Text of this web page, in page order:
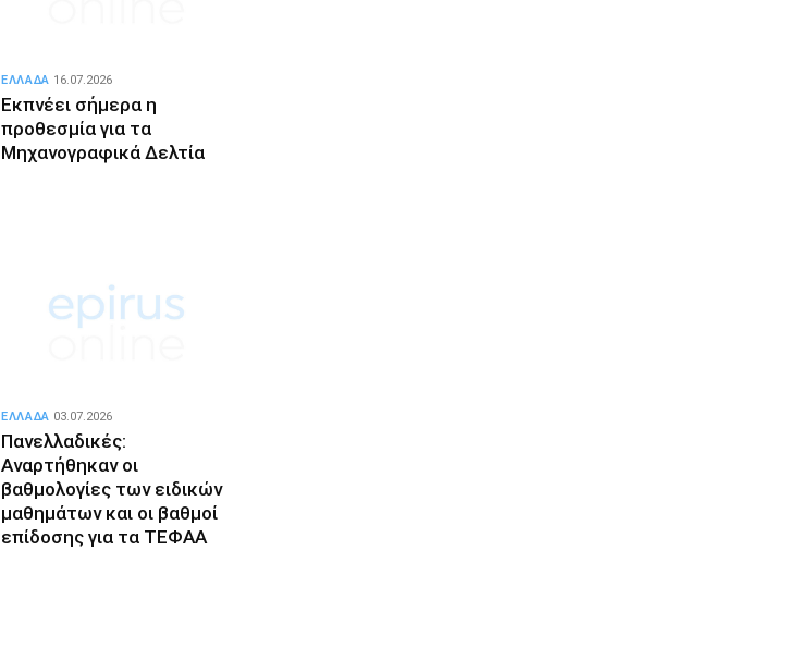
Εκπνέει σήμερα η
προθεσμία για τα
Μηχανογραφικά Δελτία
ΕΛΛΑΔΑ 16.07.2026
Πανελλαδικές:
Αναρτήθηκαν οι
βαθμολογίες των ειδικών
μαθημάτων και οι βαθμοί
επίδοσης για τα ΤΕΦΑΑ
ΕΛΛΑΔΑ 03.07.2026